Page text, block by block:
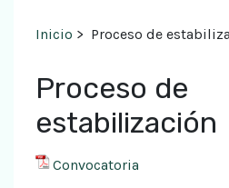
Inicio > Proceso de
Proceso de
estabilización
Convocatoria